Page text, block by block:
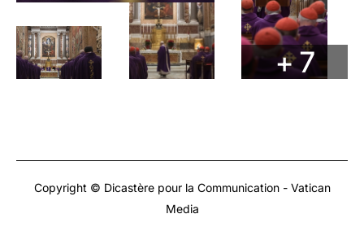
+ 7
Copyright © Dicastère pour la Communication - Vatican
Media